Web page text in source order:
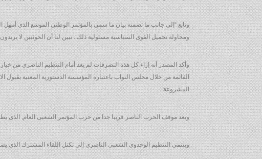
ومحاولة تحميل القوى السياسية مسئولية ذلك.. تبين لنا أن الحوثيين لا
وأكد المصدر أنه إزاء كل هذه التصرفات لم يعد أمام التنظيم الناصري من
القائمة من خلال مجلس النواب باعتباره المؤسسة الدستورية المعنية بقبول
المشروعة.
ويعد موقف الحزب الناصر قريبا جدا من حزب المؤتمر الشعبى العام, الذى
وينتمى التنظيم الوحدوى الشعبى الناصرى إلى تكتل اللقاء المشترك الذى يضم 6 أحزاب, منها (التجمع اليمنى للاصلاح, الإخوان المسلمين,